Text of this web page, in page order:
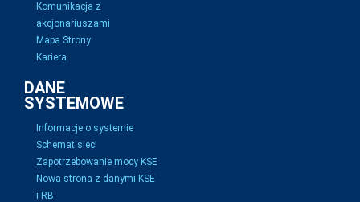
Komunikacja z
akcjonariuszami
Mapa Strony
Kariera
DANE
SYSTEMOWE
Informacje o systemie
Schemat sieci
Zapotrzebowanie mocy KSE
Nowa strona z danymi KSE
i RB